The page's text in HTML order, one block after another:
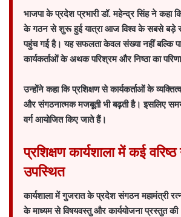
भाजपा के प्रदेश प्रभारी डॉ. महेन्द्र सिंह ने कहा
के गठन से शुरू हुई यात्रा आज विश्व के सबसे बड़े
पहुंच गई है। यह सफलता केवल संख्या नहीं बल्कि
कार्यकर्ताओं के अथक परिश्रम और निष्ठा का
उन्होंने कहा कि प्रशिक्षण से कार्यकर्ताओं के
और संगठनात्मक मजबूती भी बढ़ती है। इसलिए
वर्ग आयोजित किए जाते हैं।
प्रशिक्षण कार्यशाला में कई
उपस्थित
कार्यशाला में गुजरात के प्रदेश संगठन महामंत्री
के माध्यम से विषयवस्तु और कार्ययोजना प्रस्तुत